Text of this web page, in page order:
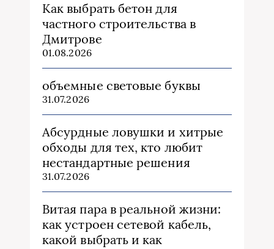
Как выбрать бетон для
частного строительства в
Дмитрове
01.08.2026
объемные световые буквы
31.07.2026
Абсурдные ловушки и хитрые
обходы для тех, кто любит
нестандартные решения
31.07.2026
Витая пара в реальной жизни:
как устроен сетевой кабель,
какой выбрать и как